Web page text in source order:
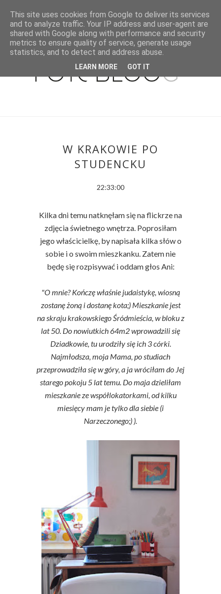
W KRAKOWIE PO
STUDENCKU
22:33:00
Kilka dni temu natknęłam się na flickrze na
zdjęcia świetnego wnętrza. Poprosiłam
jego właścicielkę, by napisała kilka słów o
sobie i o swoim mieszkanku. Zatem nie
będę się rozpisywać i oddam głos Ani:
"O mnie? Kończę właśnie judaistykę, wiosną
zostanę żoną i dostanę kota;) Mieszkanie jest
na skraju krakowskiego Śródmieścia, w bloku z
lat 50. Do nowiutkich 64m2 wprowadzili się
Dziadkowie, tu urodziły się ich 3 córki.
Najmłodsza, moja Mama, po studiach
przeprowadziła się w góry, a ja wróciłam do Jej
starego pokoju 5 lat temu. Do maja dzieliłam
mieszkanie ze współlokatorkami, od kilku
miesięcy mam je tylko dla siebie (i
Narzeczonego;) ).
This site uses cookies from Google to deliver its services
and to analyze traffic. Your IP address and user-agent are
shared with Google along with performance and security
metrics to ensure quality of service, generate usage
statistics, and to detect and address abuse.
LEARN MORE GOT IT